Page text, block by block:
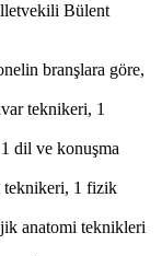
Bülent
branşlara göre,
teknikeri, 1
dil ve konuşma
teknikeri, 1 fizik
anatomi teknikleri